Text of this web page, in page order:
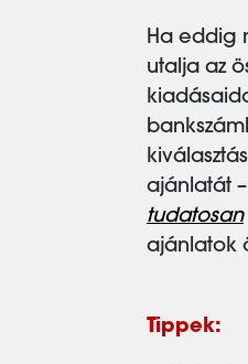
Ha eddig
utalja az
ajánlatát
tudatosan
ajánlatok
Tippek: